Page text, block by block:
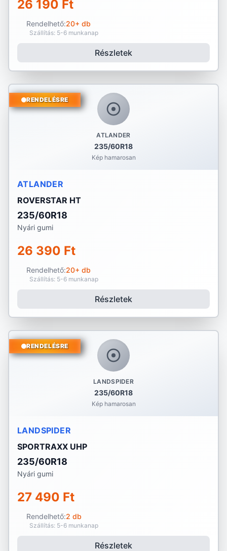
26 190 Ft
Rendelhető:20+ db
Szállítás: 5-6 munkanap
Részletek
ATLANDER
235/60R18
Kép hamarosan
RENDELÉSRE
ATLANDER
ROVERSTAR HT
235/60R18
Nyári gumi
26 390 Ft
Rendelhető:20+ db
Szállítás: 5-6 munkanap
Részletek
LANDSPIDER
235/60R18
Kép hamarosan
RENDELÉSRE
LANDSPIDER
SPORTRAXX UHP
235/60R18
Nyári gumi
27 490 Ft
Rendelhető:2 db
Szállítás: 5-6 munkanap
Részletek